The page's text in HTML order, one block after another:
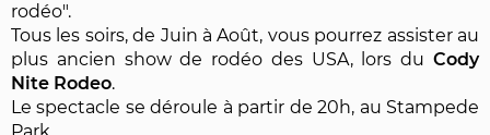
rodéo".
Tous les soirs, de Juin à Août, vous pourrez assister au
plus ancien show de rodéo des USA, lors du Cody
Nite Rodeo.
Le spectacle se déroule à partir de 20h, au Stampede